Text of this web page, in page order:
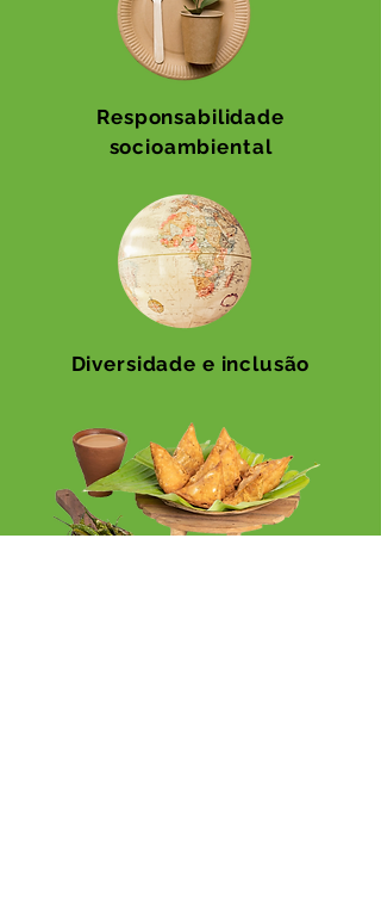
Responsabilidade
socioambiental
Diversidade e inclusão